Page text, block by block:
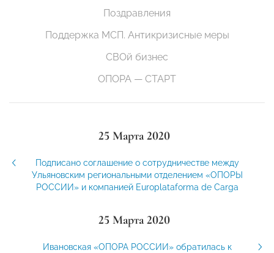
Поздравления
Поддержка МСП. Антикризисные меры
СВОй бизнес
ОПОРА — СТАРТ
25 Марта 2020
Подписано соглашение о сотрудничестве между
Ульяновским региональными отделением «ОПОРЫ
РОССИИ» и компанией Europlataforma de Carga
25 Марта 2020
Ивановская «ОПОРА РОССИИ» обратилась к